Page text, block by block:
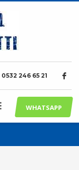
0532 246 65 21
WHATSAPP